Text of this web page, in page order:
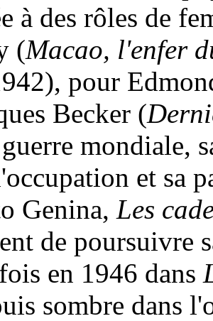
à des rôles de
(Macao, l'enfer
pour
Becker (
mondiale,
et sa
Genina, Les
de poursuivre
en 1946 dans
sombre dans